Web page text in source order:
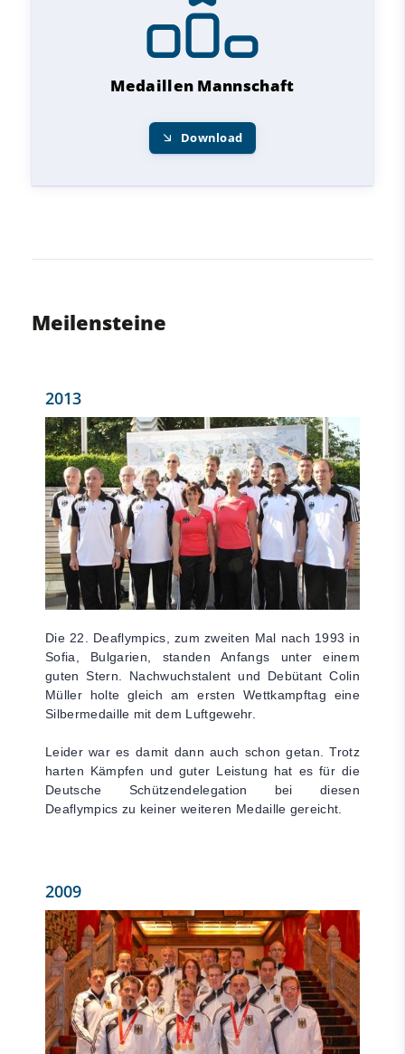
Medaillen Mannschaft
Download
Meilensteine
2013
Die 22. Deaflympics, zum zweiten Mal nach 1993 in
Sofia, Bulgarien, standen Anfangs unter einem
guten Stern. Nachwuchstalent und Debütant Colin
Müller holte gleich am ersten Wettkampftag eine
Silbermedaille mit dem Luftgewehr.
Leider war es damit dann auch schon getan. Trotz
harten Kämpfen und guter Leistung hat es für die
Deutsche Schützendelegation bei diesen
Deaflympics zu keiner weiteren Medaille gereicht.
2009